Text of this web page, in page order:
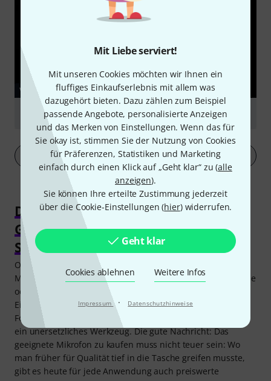
Mit Liebe serviert!
Mit unseren Cookies möchten wir Ihnen ein
fluffiges Einkaufserlebnis mit allem was
dazugehört bieten. Dazu zählen zum Beispiel
passende Angebote, personalisierte Anzeigen
und das Merken von Einstellungen. Wenn das für
Sie okay ist, stimmen Sie der Nutzung von Cookies
für Präferenzen, Statistiken und Marketing
einfach durch einen Klick auf „Geht klar“ zu (alle
anzeigen).
Sie können Ihre erteilte Zustimmung jederzeit
über die Cookie-Einstellungen (hier) widerrufen.
Geht klar
Cookies ablehnen Weitere Infos
Impressum · Datenschutzhinweise
VIDEO
Telefunken TF47
abspielen
Mehr anzeigen
Das richtige Mikrofon kaufen für
Gesang, Instrumente, Podcast,
Streaming & Co.
Ob es ein Gesangsmikrofon, ein Podcast- oder Streaming-
Mikrofon sein soll oder ob es um die Instrumentenabnahme
oder die Reportage geht – Mikrofone gibt es für jeden
Einsatzzweck. Und wer Musik, Sprache oder irgendeine
Form von Schall aufnehmen will, für den ist das Mikrofon
ein unersetzliches Werkzeug. Die gute Nachricht: Das
geeignete Mikrofon zu kaufen muss nicht teuer sein: Wo
man früher für Qualität tief in die Tasche greifen musste,
gibt es heute für jede Anwendung auch preiswerte